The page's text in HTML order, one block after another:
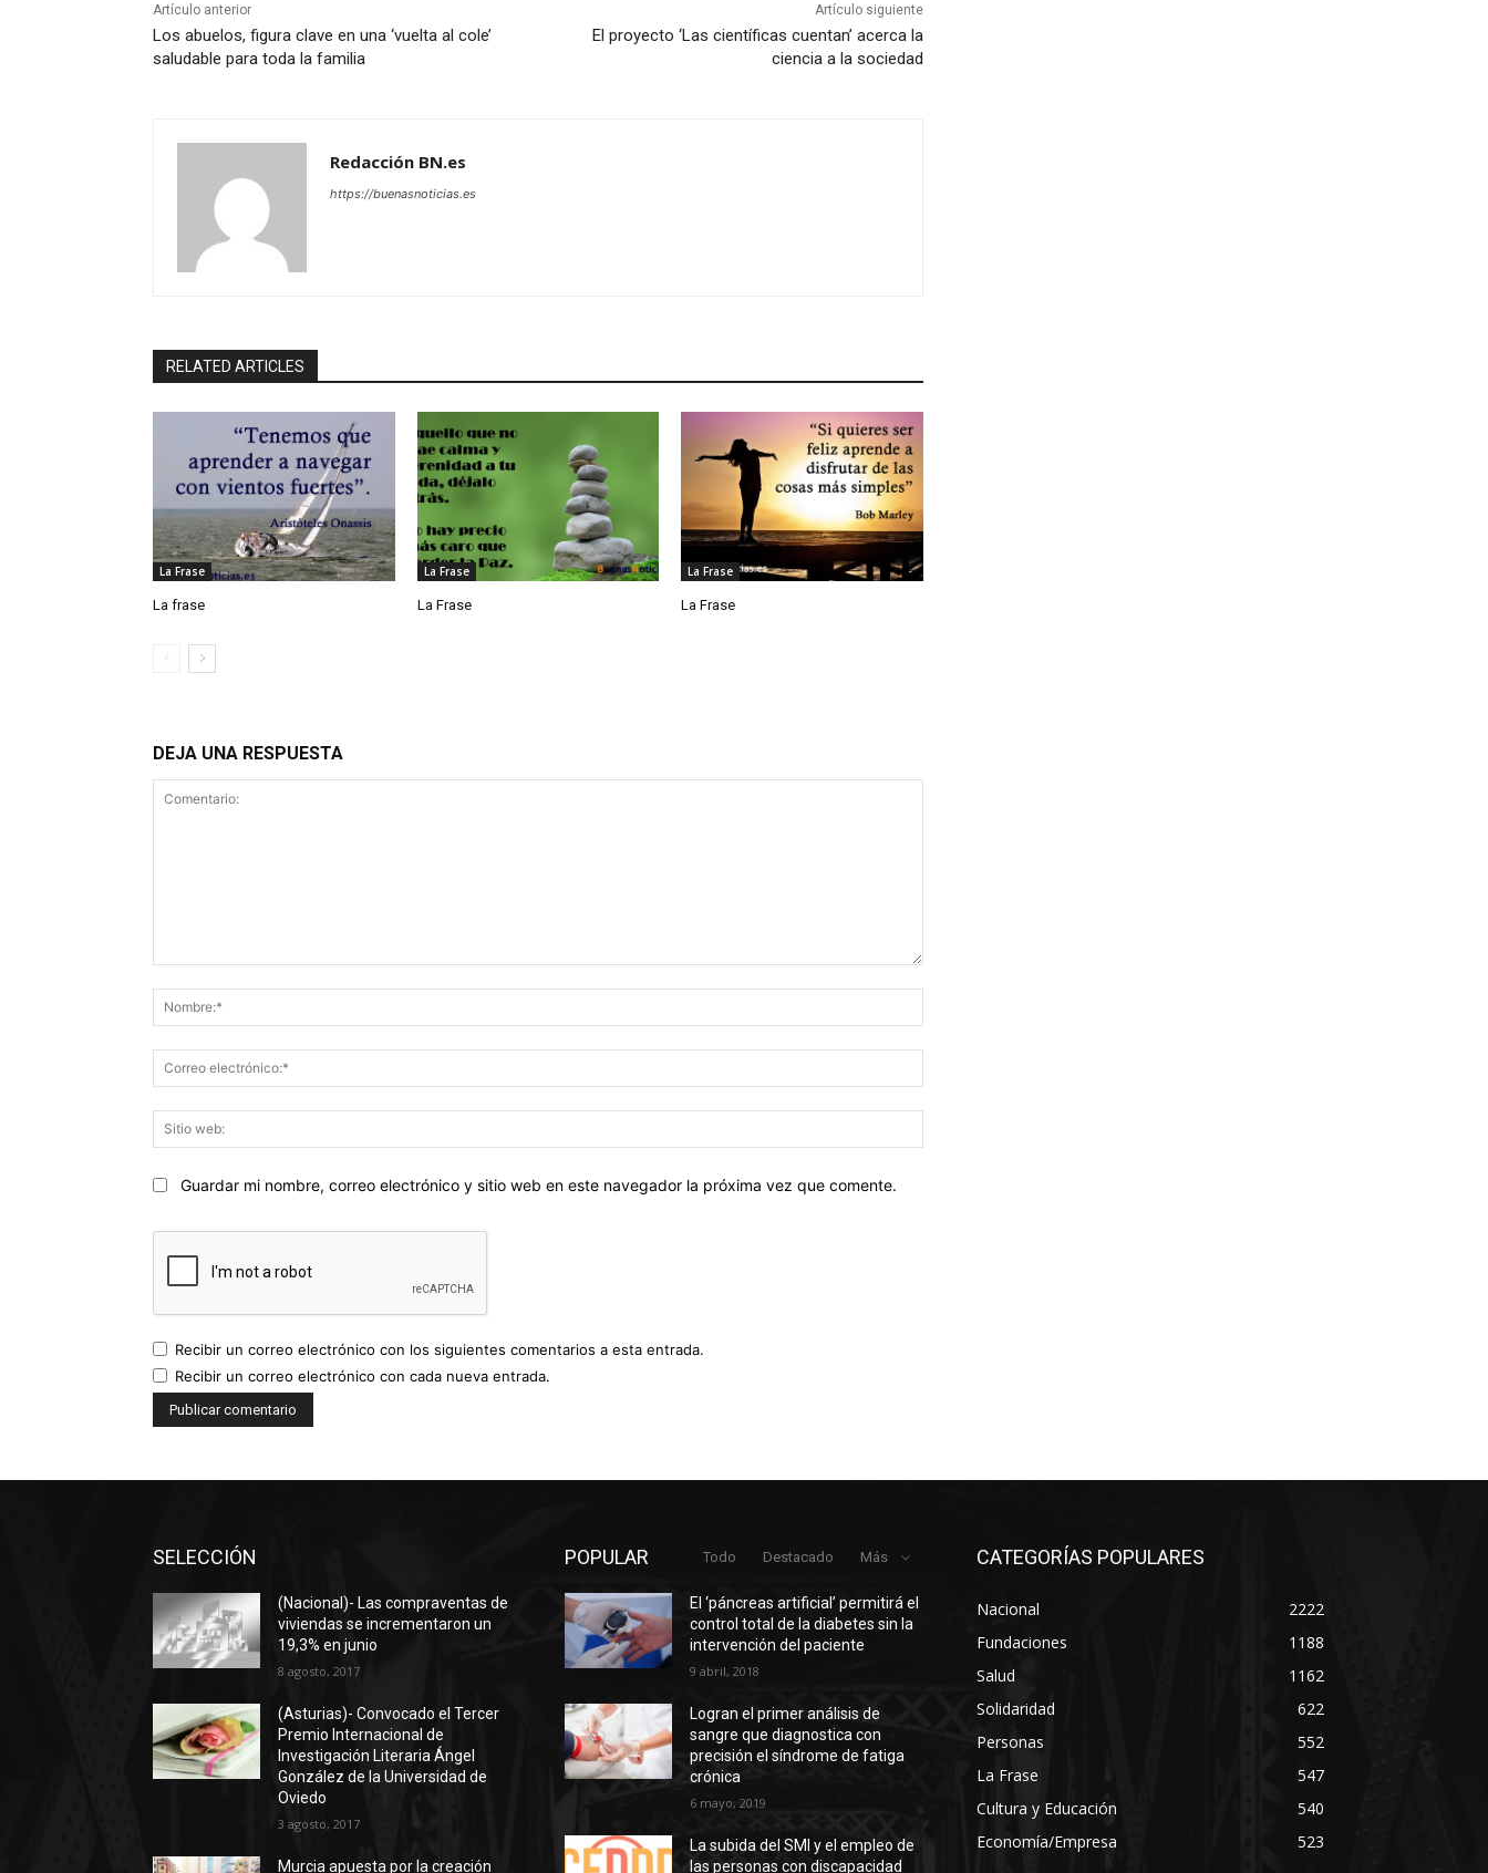
Artículo anterior
Los abuelos, figura clave en una ‘vuelta al cole’
saludable para toda la familia
Artículo siguiente
El proyecto ‘Las científicas cuentan’ acerca la
ciencia a la sociedad
Redacción BN.es
https://buenasnoticias.es
RELATED ARTICLES
La Frase
La frase
La Frase
La Frase
La Frase
La Frase
DEJA UNA RESPUESTA
electrónico:*
web:
Guardar mi nombre, correo electrónico y sitio web en este navegador la próxima vez que comente.
Recibir un correo electrónico con los siguientes comentarios a esta entrada.
Recibir un correo electrónico con cada nueva entrada.
SELECCIÓN
(Nacional)- Las compraventas de
viviendas se incrementaron un
19,3% en junio
8 agosto, 2017
(Asturias)- Convocado el Tercer
Premio Internacional de
Investigación Literaria Ángel
González de la Universidad de
Oviedo
3 agosto, 2017
Murcia apuesta por la creación
POPULAR Todo Destacado Más
El ‘páncreas artificial’ permitirá el
control total de la diabetes sin la
intervención del paciente
9 abril, 2018
Logran el primer análisis de
sangre que diagnostica con
precisión el síndrome de fatiga
crónica
6 mayo, 2019
La subida del SMI y el empleo de
las personas con discapacidad
CATEGORÍAS POPULARES
Nacional
2222
Fundaciones
1188
Salud
1162
Solidaridad
622
Personas
552
La Frase
547
Cultura y Educación
540
Economía/Empresa
523